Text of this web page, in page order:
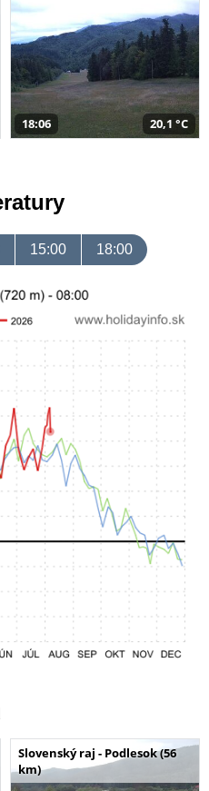
18:06 20,1 °C
15:00 18:00
Slovenský raj - Podlesok (56
km)